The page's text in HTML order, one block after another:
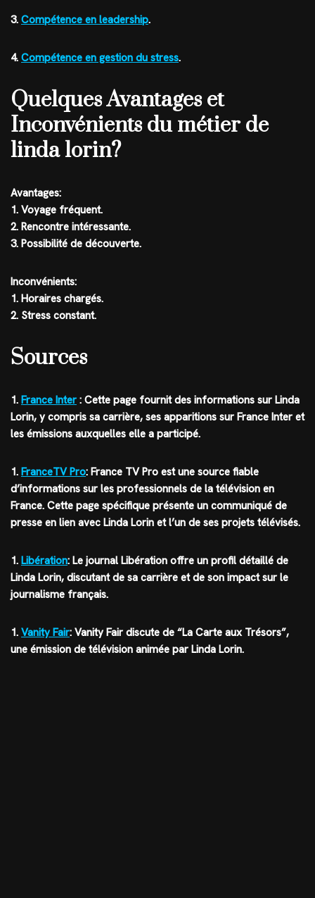
3. Compétence en leadership.
4. Compétence en gestion du stress.
Quelques Avantages et
Inconvénients du métier de
linda lorin?
Avantages:
1. Voyage fréquent.
2. Rencontre intéressante.
3. Possibilité de découverte.
Inconvénients:
1. Horaires chargés.
2. Stress constant.
Sources
1. France Inter : Cette page fournit des informations sur Linda
Lorin, y compris sa carrière, ses apparitions sur France Inter et
les émissions auxquelles elle a participé.
1. FranceTV Pro: France TV Pro est une source fiable
d’informations sur les professionnels de la télévision en
France. Cette page spécifique présente un communiqué de
presse en lien avec Linda Lorin et l’un de ses projets télévisés.
1. Libération: Le journal Libération offre un profil détaillé de
Linda Lorin, discutant de sa carrière et de son impact sur le
journalisme français.
1. Vanity Fair: Vanity Fair discute de “La Carte aux Trésors”,
une émission de télévision animée par Linda Lorin.